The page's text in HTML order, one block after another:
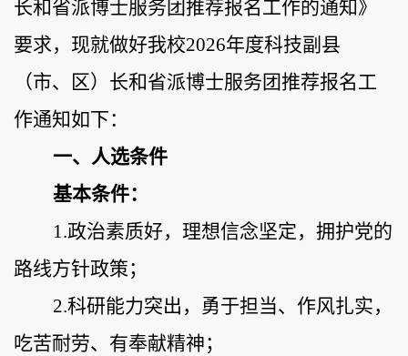
长和省派博士服务团推荐报名工作的通知》
要求，现就做好我校2026年度科技副县
（市、区）长和省派博士服务团推荐报名工
作通知如下：
一、人选条件
基本条件：
1.政治素质好，理想信念坚定， 拥护党的
路线方针政策；
2.科研能力突出 ，勇于担当、作风扎实，
吃苦耐劳、 有奉献精神；